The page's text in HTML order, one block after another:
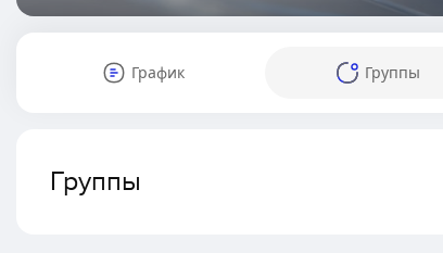
График Группы
Группы